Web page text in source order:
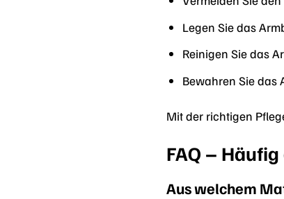
Legen Sie das
Reinigen Sie das
Bewahren Sie das
Mit der richtigen
FAQ –
Aus welchem